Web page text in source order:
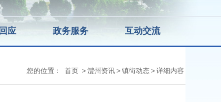
应 政务服务 互动交流
您的位置： 首页 >澧州资讯>镇街动态>详细内容